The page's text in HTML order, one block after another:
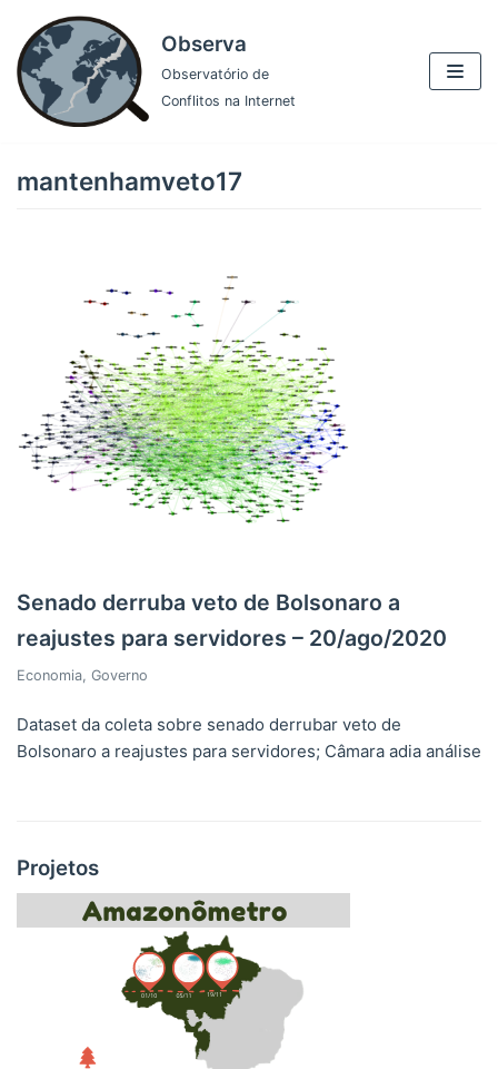
Pular
para
o
conteúdo
Observa
Observatório de
Conflitos na Internet
mantenhamveto17
Senado derruba veto de Bolsonaro a
reajustes para servidores – 20/ago/2020
Economia, Governo
Dataset da coleta sobre senado derrubar veto de
Bolsonaro a reajustes para servidores; Câmara adia análise
Projetos